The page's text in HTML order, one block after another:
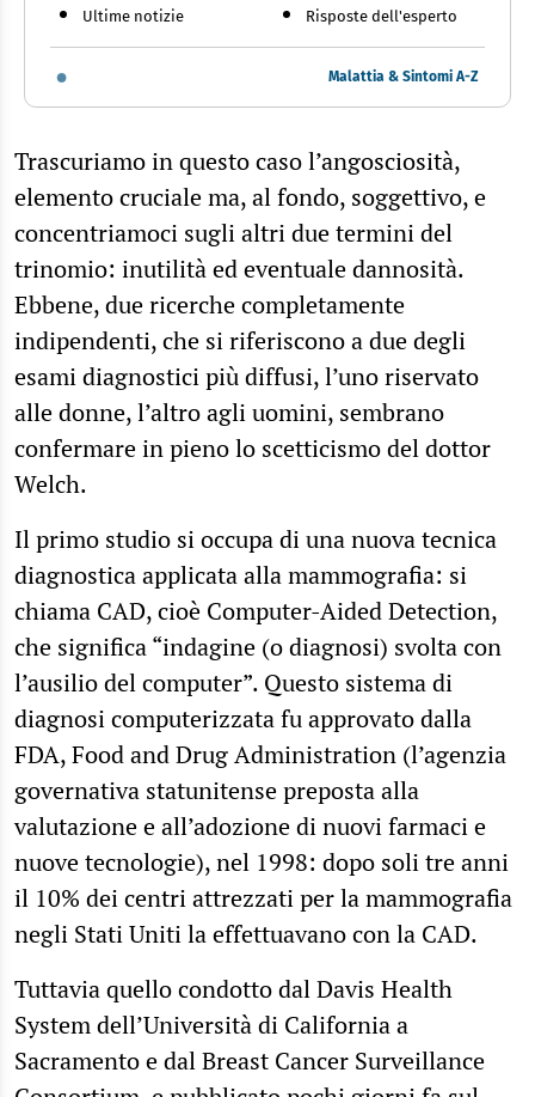
Ultime notizie Risposte dell'esperto
Malattia & Sintomi A-Z
Trascuriamo in questo caso l’angosciosità,
elemento cruciale ma, al fondo, soggettivo, e
concentriamoci sugli altri due termini del
trinomio: inutilità ed eventuale dannosità.
Ebbene, due ricerche completamente
indipendenti, che si riferiscono a due degli
esami diagnostici più diffusi, l’uno riservato
alle donne, l’altro agli uomini, sembrano
confermare in pieno lo scetticismo del dottor
Welch.
Il primo studio si occupa di una nuova tecnica
diagnostica applicata alla mammografia: si
chiama CAD, cioè Computer-Aided Detection,
che significa “indagine (o diagnosi) svolta con
l’ausilio del computer”. Questo sistema di
diagnosi computerizzata fu approvato dalla
FDA, Food and Drug Administration (l’agenzia
governativa statunitense preposta alla
valutazione e all’adozione di nuovi farmaci e
nuove tecnologie), nel 1998: dopo soli tre anni
il 10% dei centri attrezzati per la mammografia
negli Stati Uniti la effettuavano con la CAD.
Tuttavia quello condotto dal Davis Health
System dell’Università di California a
Sacramento e dal Breast Cancer Surveillance